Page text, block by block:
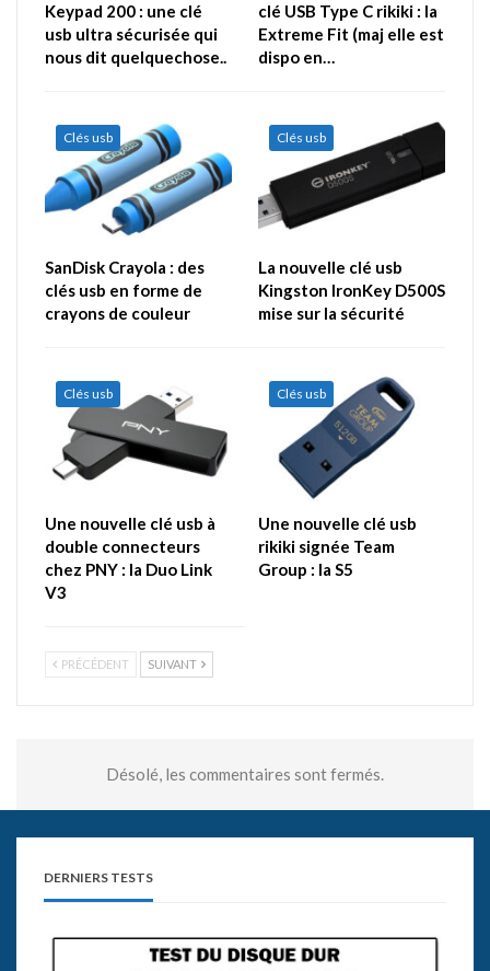
Keypad 200 : une clé
usb ultra sécurisée qui
nous dit quelquechose..
clé USB Type C rikiki : la
Extreme Fit (maj elle est
dispo en…
Clés usb
SanDisk Crayola : des
clés usb en forme de
crayons de couleur
Clés usb
La nouvelle clé usb
Kingston IronKey D500S
mise sur la sécurité
Clés usb
Une nouvelle clé usb à
double connecteurs
chez PNY : la Duo Link
V3
Clés usb
Une nouvelle clé usb
rikiki signée Team
Group : la S5
PRÉCÉDENT SUIVANT
Désolé, les commentaires sont fermés.
DERNIERS TESTS